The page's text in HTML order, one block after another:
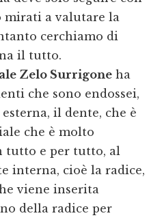
mirati a valutare la
cerchiamo di
il tutto.
Zelo Surrigone ha
che sono endossei,
il dente, che è
che è molto
tutto e per tutto, al
interna, cioè la radice,
viene inserita
della radice per